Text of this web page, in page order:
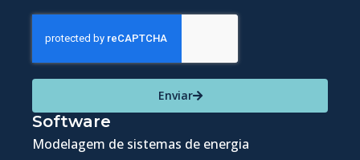
Enviar
Software
Modelagem de sistemas de energia